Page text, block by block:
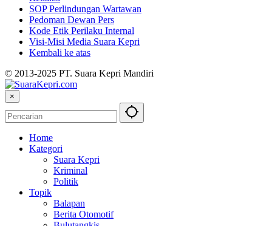
SOP Perlindungan Wartawan
Pedoman Dewan Pers
Kode Etik Perilaku Internal
Visi-Misi Media Suara Kepri
Kembali ke atas
© 2013-2025 PT. Suara Kepri Mandiri
×
Home
Kategori
Suara Kepri
Kriminal
Politik
Topik
Balapan
Berita Otomotif